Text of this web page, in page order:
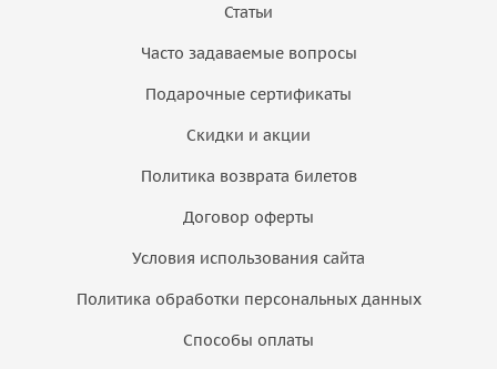
Статьи
Часто задаваемые вопросы
Подарочные сертификаты
Скидки и акции
Политика возврата билетов
Договор оферты
Условия использования сайта
Политика обработки персональных данных
Способы оплаты